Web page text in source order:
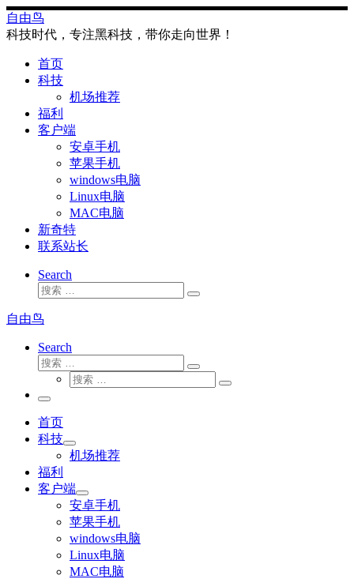
Skip
to
content
自由鸟
科技时代，专注黑科技，带你走向世界！
首页
科技
机场推荐
福利
客户端
安卓手机
苹果手机
windows电脑
Linux电脑
MAC电脑
新奇特
联系站长
Search
搜
搜
自由鸟
Search
搜
搜
索
搜
搜
主
菜
单
首页
科技
机场推荐
福利
客户端
安卓手机
苹果手机
windows电脑
Linux电脑
MAC电脑